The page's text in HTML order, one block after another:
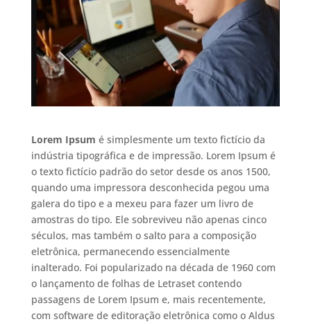
Lorem Ipsum é simplesmente um texto fictício da
indústria tipográfica e de impressão. Lorem Ipsum é
o texto fictício padrão do setor desde os anos 1500,
quando uma impressora desconhecida pegou uma
galera do tipo e a mexeu para fazer um livro de
amostras do tipo. Ele sobreviveu não apenas cinco
séculos, mas também o salto para a composição
eletrônica, permanecendo essencialmente
inalterado. Foi popularizado na década de 1960 com
o lançamento de folhas de Letraset contendo
passagens de Lorem Ipsum e, mais recentemente,
com software de editoração eletrônica como o Aldus